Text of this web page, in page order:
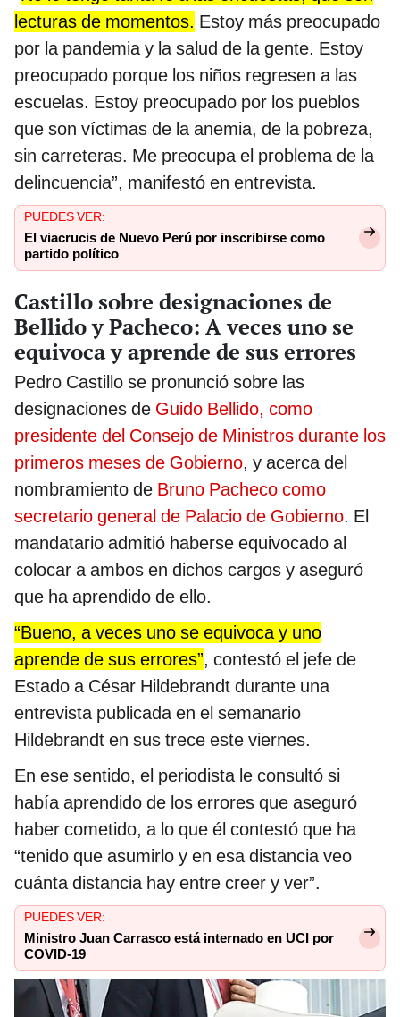
lecturas de momentos. Estoy más preocupado
por la pandemia y la salud de la gente. Estoy
preocupado porque los niños regresen a las
escuelas. Estoy preocupado por los pueblos
que son víctimas de la anemia, de la pobreza,
sin carreteras. Me preocupa el problema de la
delincuencia”, manifestó en entrevista.
PUEDES VER:
El viacrucis de Nuevo Perú por inscribirse como
partido político
Castillo sobre designaciones de
Bellido y Pacheco: A veces uno se
equivoca y aprende de sus errores
Pedro Castillo se pronunció sobre las
designaciones de Guido Bellido, como
presidente del Consejo de Ministros durante los
primeros meses de Gobierno, y acerca del
nombramiento de Bruno Pacheco como
secretario general de Palacio de Gobierno. El
mandatario admitió haberse equivocado al
colocar a ambos en dichos cargos y aseguró
que ha aprendido de ello.
“Bueno, a veces uno se equivoca y uno
aprende de sus errores”, contestó el jefe de
Estado a César Hildebrandt durante una
entrevista publicada en el semanario
Hildebrandt en sus trece este viernes.
En ese sentido, el periodista le consultó si
había aprendido de los errores que aseguró
haber cometido, a lo que él contestó que ha
“tenido que asumirlo y en esa distancia veo
cuánta distancia hay entre creer y ver”.
PUEDES VER:
Ministro Juan Carrasco está internado en UCI por
COVID-19